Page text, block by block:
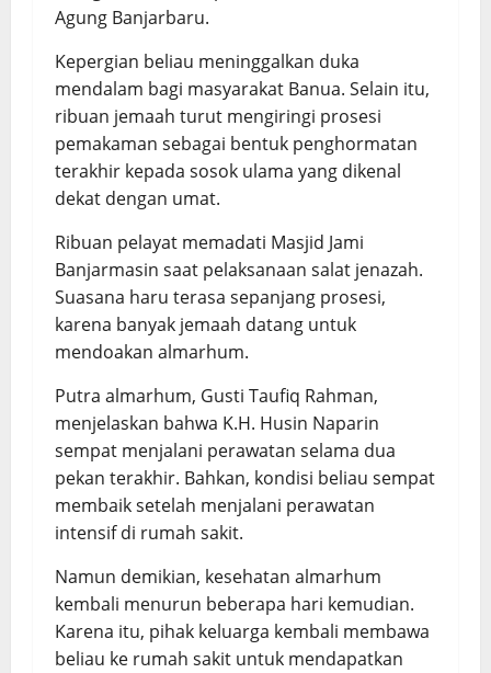
Agung Banjarbaru.
Kepergian beliau meninggalkan duka
mendalam bagi masyarakat Banua. Selain itu,
ribuan jemaah turut mengiringi prosesi
pemakaman sebagai bentuk penghormatan
terakhir kepada sosok ulama yang dikenal
dekat dengan umat.
Ribuan pelayat memadati Masjid Jami
Banjarmasin saat pelaksanaan salat jenazah.
Suasana haru terasa sepanjang prosesi,
karena banyak jemaah datang untuk
mendoakan almarhum.
Putra almarhum, Gusti Taufiq Rahman,
menjelaskan bahwa K.H. Husin Naparin
sempat menjalani perawatan selama dua
pekan terakhir. Bahkan, kondisi beliau sempat
membaik setelah menjalani perawatan
intensif di rumah sakit.
Namun demikian, kesehatan almarhum
kembali menurun beberapa hari kemudian.
Karena itu, pihak keluarga kembali membawa
beliau ke rumah sakit untuk mendapatkan